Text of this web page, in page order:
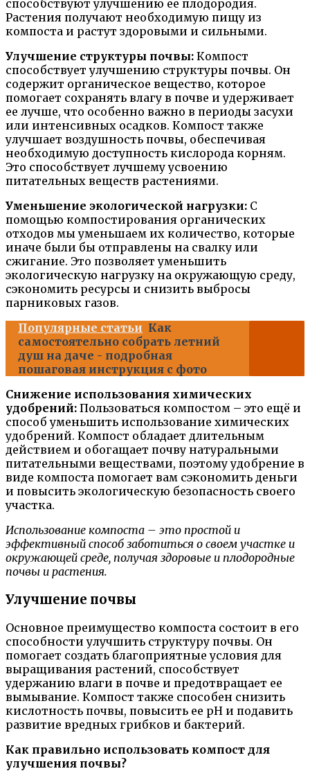
способствуют улучшению ее плодородия.
Растения получают необходимую пищу из
компоста и растут здоровыми и сильными.
Улучшение структуры почвы: Компост
способствует улучшению структуры почвы. Он
содержит органическое вещество, которое
помогает сохранять влагу в почве и удерживает
ее лучше, что особенно важно в периоды засухи
или интенсивных осадков. Компост также
улучшает воздушность почвы, обеспечивая
необходимую доступность кислорода корням.
Это способствует лучшему усвоению
питательных веществ растениями.
Уменьшение экологической нагрузки: С
помощью компостирования органических
отходов мы уменьшаем их количество, которые
иначе были бы отправлены на свалку или
сжигание. Это позволяет уменьшить
экологическую нагрузку на окружающую среду,
сэкономить ресурсы и снизить выбросы
парниковых газов.
Популярные статьи Как
самостоятельно собрать летний
душ на даче - подробная
пошаговая инструкция с фото
Снижение использования химических
удобрений: Пользоваться компостом – это ещё и
способ уменьшить использование химических
удобрений. Компост обладает длительным
действием и обогащает почву натуральными
питательными веществами, поэтому удобрение в
виде компоста помогает вам сэкономить деньги
и повысить экологическую безопасность своего
участка.
Использование компоста – это простой и
эффективный способ заботиться о своем участке и
окружающей среде, получая здоровые и плодородные
почвы и растения.
Улучшение почвы
Основное преимущество компоста состоит в его
способности улучшить структуру почвы. Он
помогает создать благоприятные условия для
выращивания растений, способствует
удержанию влаги в почве и предотвращает ее
вымывание. Компост также способен снизить
кислотность почвы, повысить ее рН и подавить
развитие вредных грибков и бактерий.
Как правильно использовать компост для
улучшения почвы?